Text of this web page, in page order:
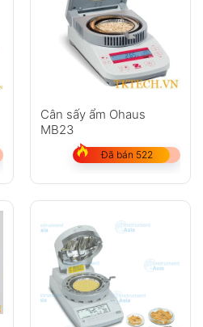
Cân sấy ẩm Ohaus
MB23
Đã bán 522